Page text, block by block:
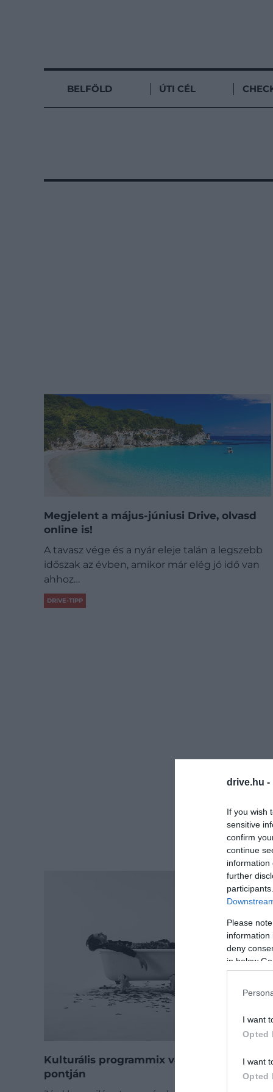
drive.hu -
If you wish
sensitive
confirm
continue
information
further
Please
information
deny
in below
I want
Opted
I want
Opted
BELFÖLD ÚTI CÉL
Megjelent a május-júniusi Drive, olvasd
online is!
A tavasz vége és a nyár eleje talán a legszebb
időszak az évben, amikor már elég jó idő van
ahhoz…
DRIVE-TIPP
Kulturális programmix vár Budapest több
pontján